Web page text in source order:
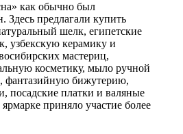
как обычно был
предлагали купить
шелк, египетские
узбекскую керамику и
мастериц,
косметику, мыло ручной
фантазийную бижутерию,
посадские платки и валяные
приняло участие более